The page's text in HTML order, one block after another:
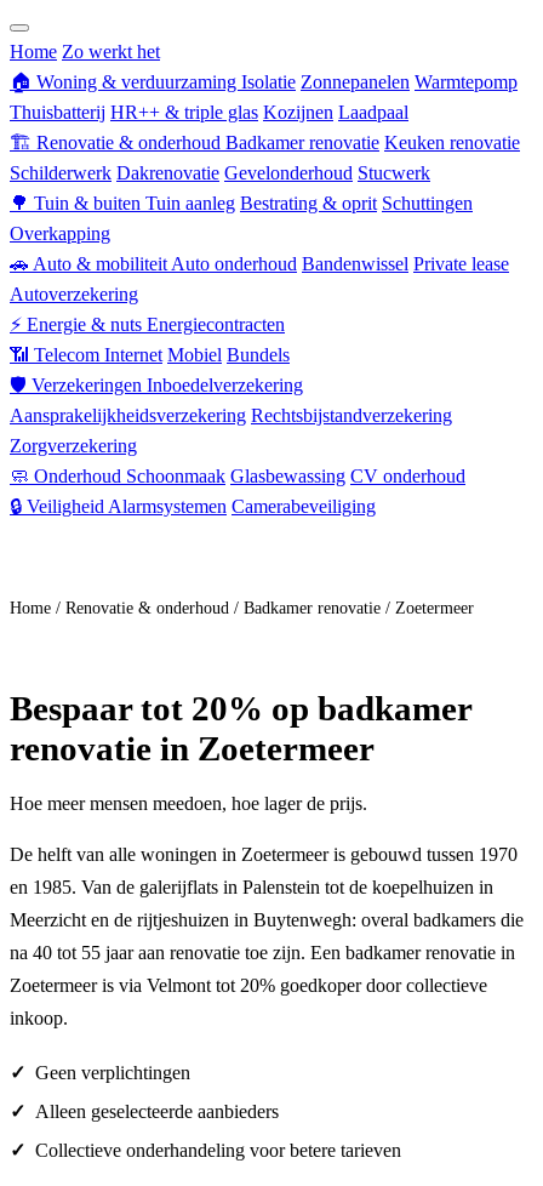
Home Zo werkt het
🏠 Woning & verduurzaming Isolatie Zonnepanelen Warmtepomp
Thuisbatterij HR++ & triple glas Kozijnen Laadpaal
🏗 Renovatie & onderhoud Badkamer renovatie Keuken renovatie
Schilderwerk Dakrenovatie Gevelonderhoud Stucwerk
🌳 Tuin & buiten Tuin aanleg Bestrating & oprit Schuttingen
Overkapping
🚗 Auto & mobiliteit Auto onderhoud Bandenwissel Private lease
Autoverzekering
⚡ Energie & nuts Energiecontracten
📶 Telecom Internet Mobiel Bundels
🛡 Verzekeringen Inboedelverzekering
Aansprakelijkheidsverzekering Rechtsbijstandverzekering
Zorgverzekering
🧼 Onderhoud Schoonmaak Glasbewassing CV onderhoud
🔒 Veiligheid Alarmsystemen Camerabeveiliging
Home / Renovatie & onderhoud / Badkamer renovatie / Zoetermeer
Bespaartot 20% op badkamer
renovatie in Zoetermeer
Hoe meer mensen meedoen, hoe lager de prijs.
De helft van alle woningen in Zoetermeer is gebouwd tussen 1970
en 1985. Van de galerijflats in Palenstein tot de koepelhuizen in
Meerzicht en de rijtjeshuizen in Buytenwegh: overal badkamers die
na 40 tot 55 jaar aan renovatie toe zijn. Een badkamer renovatie in
Zoetermeer is via Velmont tot 20% goedkoper door collectieve
inkoop.
Geen verplichtingen
Alleen geselecteerde aanbieders
Collectieve onderhandeling voor betere tarieven